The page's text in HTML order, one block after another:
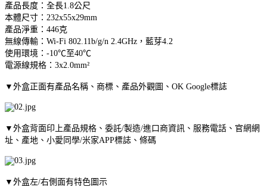
產品長度：全長1.8公尺
本體尺寸：232x55x29mm
產品淨重：446克
無線傳輸：Wi-Fi 802.11b/g/n 2.4GHz，藍芽4.2
使用環境：-10℃至40℃
電源線規格：3x2.0mm²
▼外盒正面有產品名稱、商標、產品外觀圖、OK Google標誌
▼外盒背面印上產品規格、委託/製造/進口商資訊、服務電話、官網網
址、產地、小愛同學/米家APP標誌、條碼
▼外盒左/右側面有特色圖示